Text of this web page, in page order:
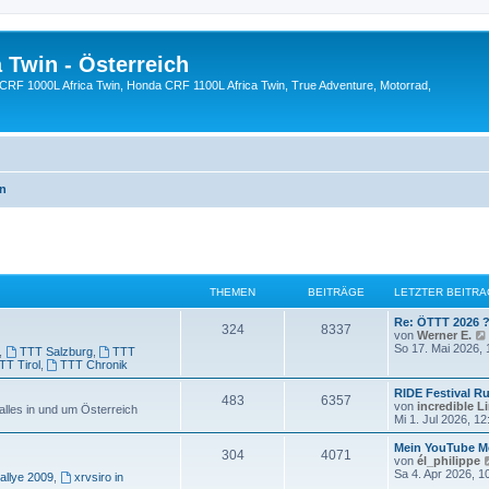
Twin - Österreich
1000L Africa Twin, Honda CRF 1100L Africa Twin, True Adventure, Motorrad,
THEMEN BEITRÄGE LETZTER
TTT Salzburg,
TTT
Tirol, TTT Chronik
324T
e
8337
i
L
e
t
e
r
B
e
i
t
r
a
Re: ÖTTT 2026 ?
von Werner E.
i
So 17. Mai 2026,
in und um Österreich
483T
e
6357
L
e
t
z
t
e
r
RIDE Festival
von incredible
Mi 1. Jul 2026,
2009,
xrvsiro in
304T
4071
L
e
t
Mein YouTube
von él_philippe
Sa 4. Apr 2026,